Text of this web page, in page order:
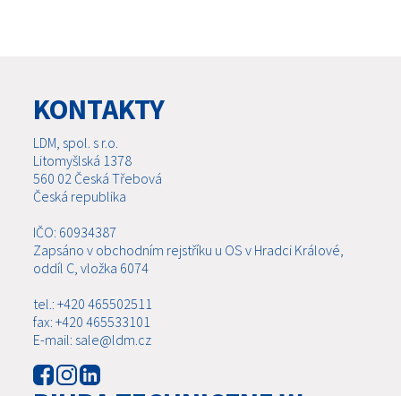
KONTAKTY
LDM, spol. s r.o.
Litomyšlská 1378
560 02 Česká Třebová
Česká republika
IČO: 60934387
Zapsáno v obchodním rejstříku u OS v Hradci Králové,
oddíl C, vložka 6074
tel.: +420 465502511
fax: +420 465533101
E-mail: sale@ldm.cz